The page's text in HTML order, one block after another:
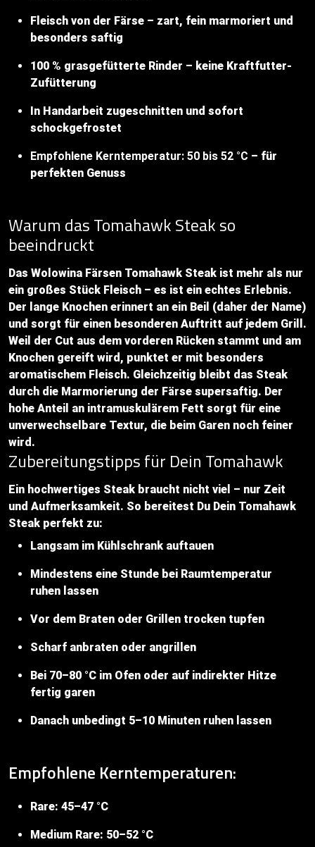
Fleisch von der Färse – zart, fein marmoriert und
besonders saftig
100 % grasgefütterte Rinder – keine Kraftfutter-
Zufütterung
In Handarbeit zugeschnitten und sofort
schockgefrostet
Empfohlene Kerntemperatur: 50 bis 52 °C – für
perfekten Genuss
Warum das Tomahawk Steak so
beeindruckt
Das Wolowina Färsen Tomahawk Steak ist mehr als nur
ein großes Stück Fleisch – es ist ein echtes Erlebnis.
Der lange Knochen erinnert an ein Beil (daher der Name)
und sorgt für einen besonderen Auftritt auf jedem Grill.
Weil der Cut aus dem vorderen Rücken stammt und am
Knochen gereift wird, punktet er mit besonders
aromatischem Fleisch. Gleichzeitig bleibt das Steak
durch die Marmorierung der Färse supersaftig. Der
hohe Anteil an intramuskulärem Fett sorgt für eine
unverwechselbare Textur, die beim Garen noch feiner
wird.
Zubereitungstipps für Dein Tomahawk
Ein hochwertiges Steak braucht nicht viel – nur Zeit
und Aufmerksamkeit. So bereitest Du Dein Tomahawk
Steak perfekt zu:
Langsam im Kühlschrank auftauen
Mindestens eine Stunde bei Raumtemperatur
ruhen lassen
Vor dem Braten oder Grillen trocken tupfen
Scharf anbraten oder angrillen
Bei 70–80 °C im Ofen oder auf indirekter Hitze
fertig garen
Danach unbedingt 5–10 Minuten ruhen lassen
Empfohlene Kerntemperaturen:
Rare: 45–47 °C
Medium Rare: 50–52 °C